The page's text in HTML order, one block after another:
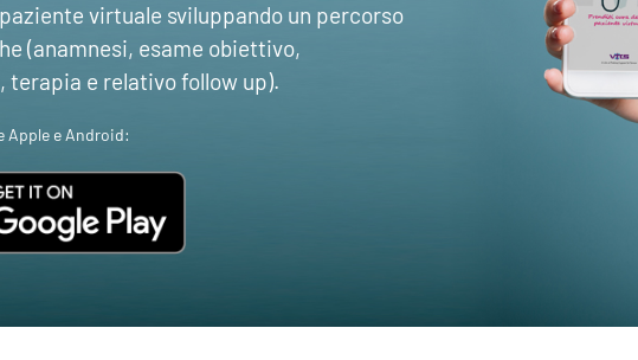
virtuale sviluppando un percorso
(anamnesi, esame obiettivo,
terapia e relativo follow up).
e Android: